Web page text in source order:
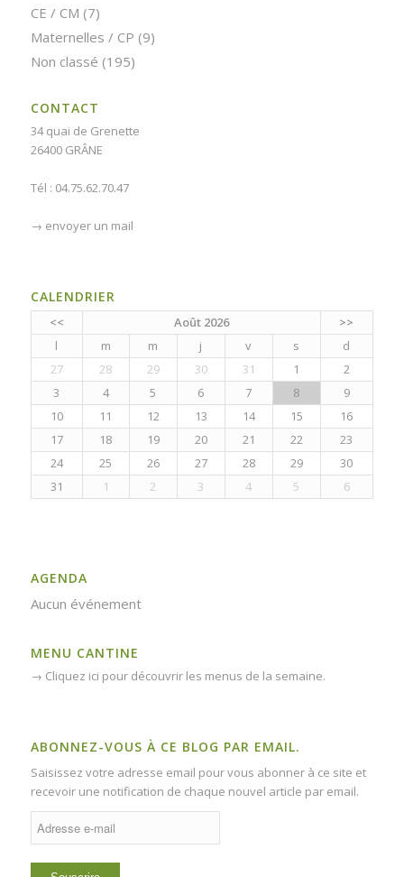
CE / CM (7)
Maternelles / CP (9)
Non classé (195)
CONTACT
34 quai de Grenette
26400 GRÂNE
Tél : 04.75.62.70.47
→ envoyer un mail
CALENDRIER
<< Août 2026
>>
l
m m j v s
d
27
28 29 30 31 1
2
3
4 5 6 7 8
9
10
11 12 13 14 15
16
17
18 19 20 21 22
23
24
25 26 27 28 29
30
31
1 2 3 4 5 6
AGENDA
Aucun événement
MENU CANTINE
→ Cliquez ici pour découvrir les menus de la semaine.
ABONNEZ-VOUS À CE BLOG PAR EMAIL.
Saisissez votre adresse email pour vous abonner à ce site et
recevoir une notification de chaque nouvel article par email.
Adresse
e-
mail